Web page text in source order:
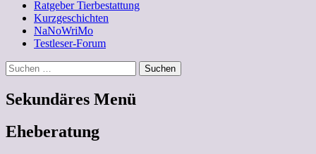
springenRatgeber Tierbestattung
Kurzgeschichten
NaNoWriMo
Testleser-Forum
Suchen
Suchen
nach:
Sekundäres Menü
Zum
Inhalt
Eheberatung